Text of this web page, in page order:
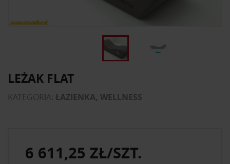
LEŻAK FLAT
KATEGORIA: ŁAZIENKA, WELLNESS
6 611,25 ZŁ/SZT.